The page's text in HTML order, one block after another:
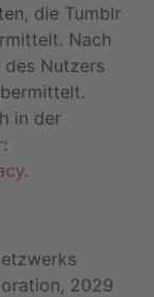
die Tumblr
Nach
des Nutzers
in der
.
2029